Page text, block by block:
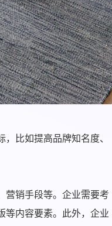
比如提高品牌知名度、
营销手段等。企业需要考
等内容要素。此外，企业